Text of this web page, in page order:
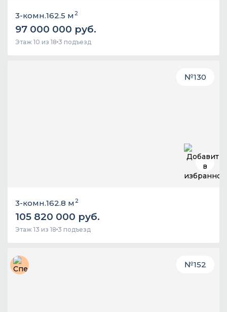
3-комн.162.5 м 2
97 000 000 руб.
Этаж 10 из 18 3 подъезд
№130
3-комн.162.8 м 2
105 820 000 руб.
Этаж 13 из 18 3 подъезд
№152